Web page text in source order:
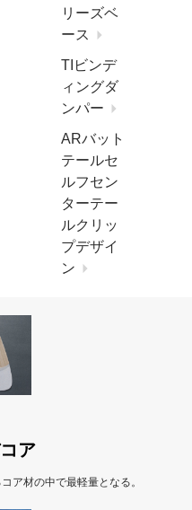
リーズベ
ース
TIビンデ
ィングダ
ンパー
ARバット
テールセ
ルフセン
ターテー
ルクリッ
プデザイ
ン
ア
ア材の中で最軽量となる。